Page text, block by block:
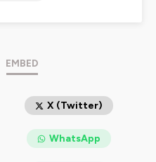
ausha.co/politique-de-
EMBED
X (Twitter)
WhatsApp